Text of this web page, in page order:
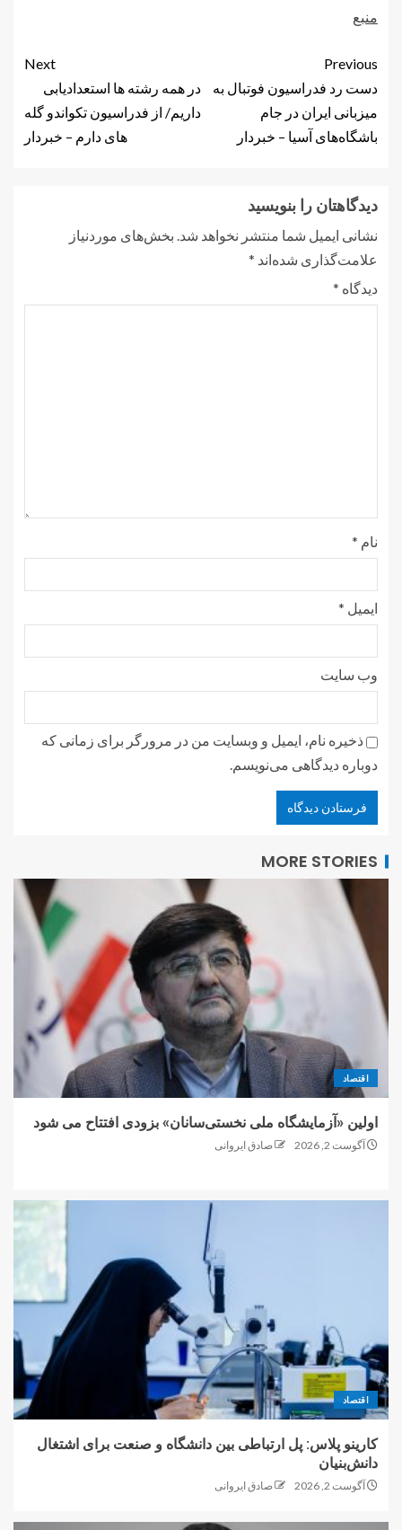
منبع
Previous
دست رد فدراسیون فوتبال به
میزبانی ایران در جام
باشگاه‌های آسیا – خبردار
Next
در همه رشته ها استعدادیابی
داریم/ از فدراسیون تکواندو گله
های دارم – خبردار
دیدگاهتان را بنویسید
نشانی ایمیل شما منتشر نخواهد شد. بخش‌های موردنیاز
علامت‌گذاری شده‌اند *
دیدگاه *
نام *
ایمیل *
وب‌ سایت
ذخیره نام، ایمیل و وبسایت من در مرورگر برای زمانی که
دوباره دیدگاهی می‌نویسم.
MORE STORIES
اقتصاد
اولین «آزمایشگاه ملی نخستی‌سانان» بزودی افتتاح می شود
آگوست 2, 2026 صادق ایروانی
اقتصاد
کارینو پلاس: پل ارتباطی بین دانشگاه و صنعت برای اشتغال
دانش‌بنیان
آگوست 2, 2026 صادق ایروانی